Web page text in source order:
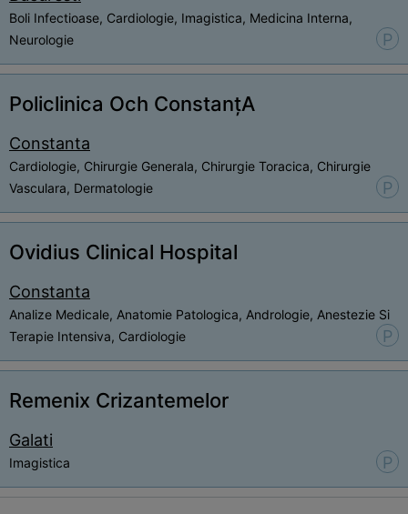
Boli Infectioase, Cardiologie, Imagistica, Medicina Interna,
Neurologie
P
Policlinica Och ConstanțA
Constanta
Cardiologie, Chirurgie Generala, Chirurgie Toracica, Chirurgie
Vasculara, Dermatologie
P
Ovidius Clinical Hospital
Constanta
Analize Medicale, Anatomie Patologica, Andrologie, Anestezie Si
Terapie Intensiva, Cardiologie
P
Remenix Crizantemelor
Galati
Imagistica P